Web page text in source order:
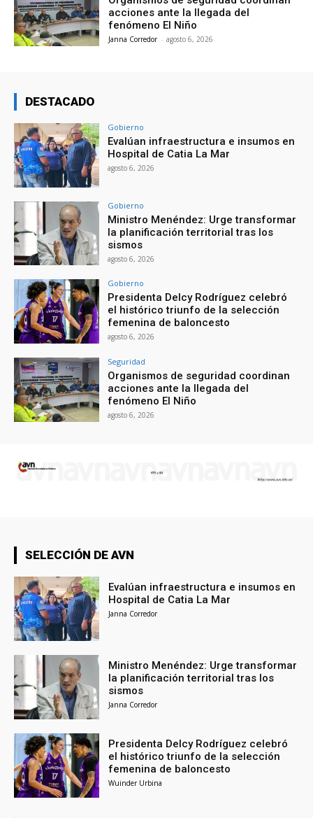
acciones ante la llegada del
fenómeno El Niño
Janna Corredor - agosto 6, 2026
DESTACADO
Gobierno
Evalúan infraestructura e insumos en
Hospital de Catia La Mar
agosto 6, 2026
Gobierno
Ministro Menéndez: Urge transformar
la planificación territorial tras los
sismos
agosto 6, 2026
Gobierno
Presidenta Delcy Rodríguez celebró
el histórico triunfo de la selección
femenina de baloncesto
agosto 6, 2026
Seguridad
Organismos de seguridad coordinan
acciones ante la llegada del
fenómeno El Niño
agosto 6, 2026
SELECCIÓN DE AVN
Evalúan infraestructura e insumos en
Hospital de Catia La Mar
Janna Corredor
Ministro Menéndez: Urge transformar
la planificación territorial tras los
sismos
Janna Corredor
Presidenta Delcy Rodríguez celebró
el histórico triunfo de la selección
femenina de baloncesto
Wuinder Urbina